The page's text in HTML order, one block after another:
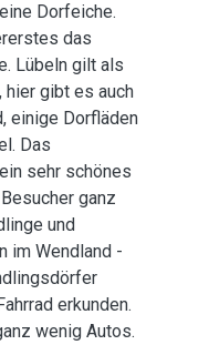
Dorfeiche.
das
Lübeln gilt als
hier gibt es auch
einige Dorfläden
Das
sehr schönes
ganz
und
im Wendland -
erkunden.
wenig Autos.